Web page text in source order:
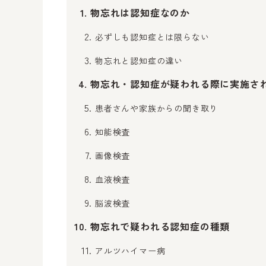
物忘れは認知症なのか
必ずしも認知症とは限らない
物忘れと認知症の違い
物忘れ・認知症が疑われる際に実施さ
患者さんや家族からの聞き取り
知能検査
画像検査
血液検査
脳波検査
物忘れで疑われる認知症の種類
アルツハイマー病